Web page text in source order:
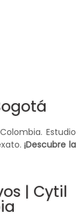
Estudio
¡Descubre la
| Cytil